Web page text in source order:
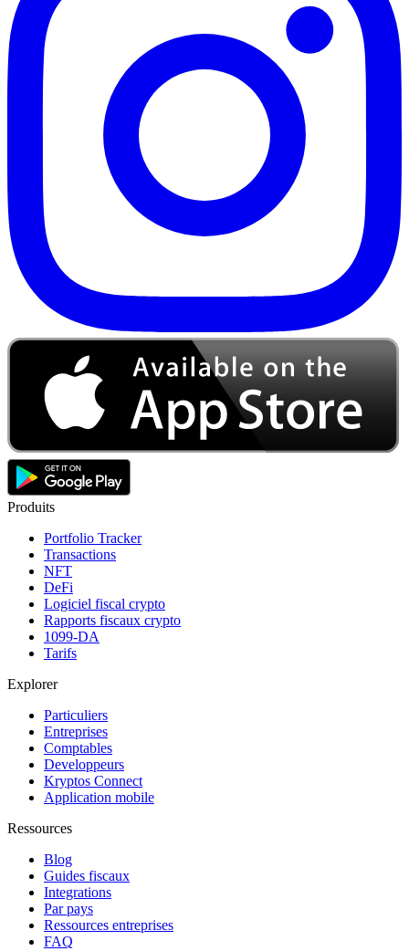
Produits
Portfolio Tracker
Transactions
NFT
DeFi
Logiciel fiscal crypto
Rapports fiscaux crypto
1099-DA
Tarifs
Explorer
Particuliers
Entreprises
Comptables
Developpeurs
Kryptos Connect
Application mobile
Ressources
Blog
Guides fiscaux
Integrations
Par pays
Ressources entreprises
FAQ